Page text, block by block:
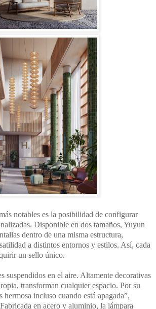
notables es la posibilidad de configurar
Disponible en dos tamaños, Yuyun
dentro de una misma estructura,
a distintos entornos y estilos. Así, cada
un sello único.
suspendidos en el aire. Altamente decorativas
transforman cualquier espacio. Por su
hermosa incluso cuando está apagada”,
en acero y aluminio, la lámpara